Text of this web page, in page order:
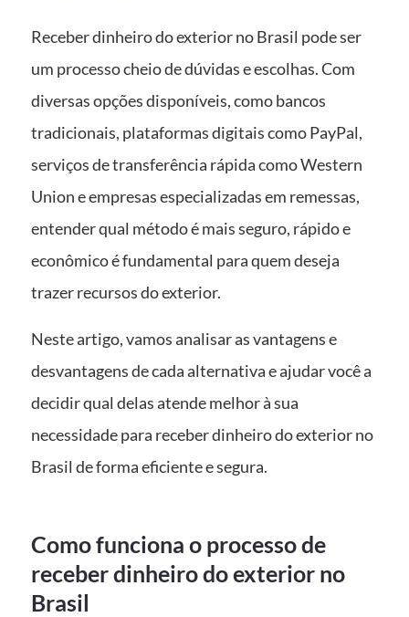
Receber dinheiro do exterior no Brasil pode ser
um processo cheio de dúvidas e escolhas. Com
diversas opções disponíveis, como bancos
tradicionais, plataformas digitais como PayPal,
serviços de transferência rápida como Western
Union e empresas especializadas em remessas,
entender qual método é mais seguro, rápido e
econômico é fundamental para quem deseja
trazer recursos do exterior.
Neste artigo, vamos analisar as vantagens e
desvantagens de cada alternativa e ajudar você a
decidir qual delas atende melhor à sua
necessidade para receber dinheiro do exterior no
Brasil de forma eficiente e segura.
Como funciona o processo de
receber dinheiro do exterior no
Brasil